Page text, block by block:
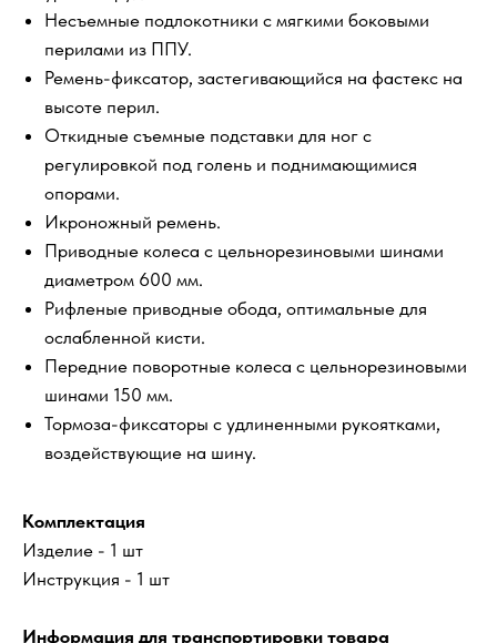
Несъемные подлокотники с мягкими боковыми
перилами из ППУ.
Ремень-фиксатор, застегивающийся на фастекс на
высоте перил.
Откидные съемные подставки для ног с
регулировкой под голень и поднимающимися
опорами.
Икроножный ремень.
Приводные колеса с цельнорезиновыми шинами
диаметром 600 мм.
Рифленые приводные обода, оптимальные для
ослабленной кисти.
Передние поворотные колеса с цельнорезиновыми
шинами 150 мм.
Тормоза-фиксаторы с удлиненными рукоятками,
воздействующие на шину.
Комплектация
Изделие - 1 шт
Инструкция - 1 шт
Информация для транспортировки товара